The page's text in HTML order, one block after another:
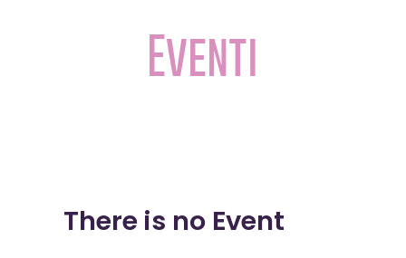
Eventi
There is no Event